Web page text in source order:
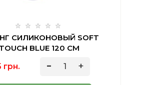
СИЛИКОНОВЫЙ SOFT
TOUCH BLUE 120 СМ
грн.